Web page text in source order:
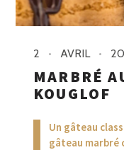
2 AVRIL
MARBRÉ
KOUGLOF
Un gâteau
gâteau marbré